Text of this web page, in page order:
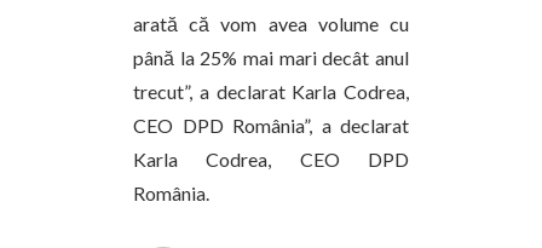
arată că vom avea volume cu
până la 25% mai mari decât anul
trecut”, a declarat Karla Codrea,
CEO DPD România”, a declarat
Karla Codrea, CEO DPD
România.